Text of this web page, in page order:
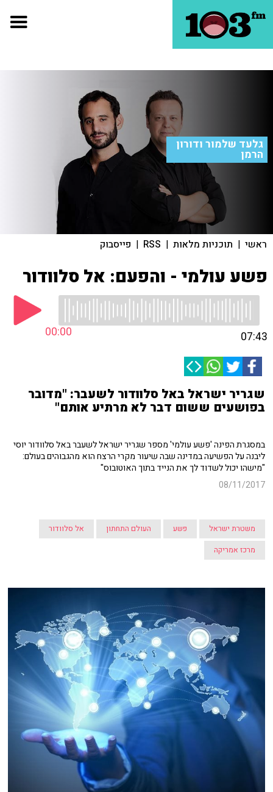
גלעד שלמור ודורון
הרמן
ראשי | תוכניות מלאות |
RSS
| פייסבוק
פשע עולמי - והפעם: אל סלוודור
00:00 07:43
שגריר ישראל באל סלוודור לשעבר: "מדובר
בפושעים ששום דבר לא מרתיע אותם"
במסגרת הפינה 'פשע עולמי' מספר שגריר ישראל לשעבר באל סלוודור יוסי
ליבנה על הפשיעה במדינה שבה שיעור מקרי הרצח הוא מהגבוהים בעולם:
"מישהו יכול לשדוד לך את הנייד בתוך האוטובוס"
08/11/2017
משטרת ישראל פשע העולם התחתון
אל סלוודור
מרכז אמריקה